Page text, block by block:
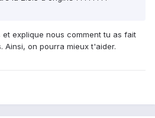
explique nous comment tu as fait
Ainsi, on pourra mieux t'aider.